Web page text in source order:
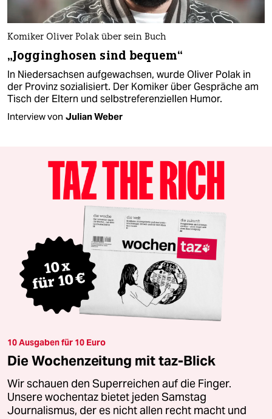
Komiker Oliver Polak über sein Buch
„Jogginghosen sind bequem“
In Niedersachsen aufgewachsen, wurde Oliver Polak in
der Provinz sozialisiert. Der Komiker über Gespräche am
Tisch der Eltern und selbstreferenziellen Humor.
Interview von Julian Weber
10 Ausgaben für 10 Euro
Die Wochenzeitung mit taz-Blick
Wir schauen den Superreichen auf die Finger.
Unsere wochentaz bietet jeden Samstag
Journalismus, der es nicht allen recht macht und